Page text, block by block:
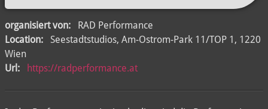
organisiert von:
RAD Performance
Location:
Seestadtstudios, Am-Ostrom-Park 11/TOP 1, 1220
Wien
Url:
https://radperformance.at